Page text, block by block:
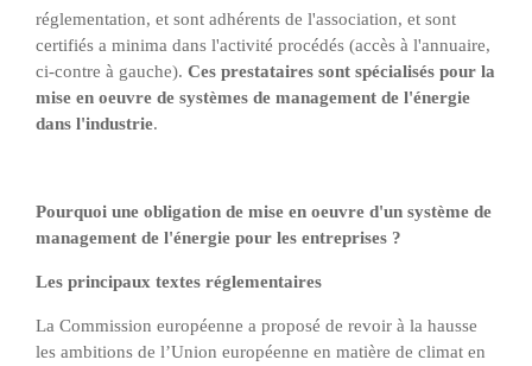
réglementation, et sont adhérents de l'association, et sont
certifiés a minima dans l'activité procédés (accès à l'annuaire,
ci-contre à gauche). Ces prestataires sont spécialisés pour la
mise en oeuvre de systèmes de management de l'énergie
dans l'industrie.
Pourquoi une obligation de mise en oeuvre d'un système de
management de l'énergie pour les entreprises ?
Les principaux textes réglementaires
La Commission européenne a proposé de revoir à la hausse
les ambitions de l’Union européenne en matière de climat en